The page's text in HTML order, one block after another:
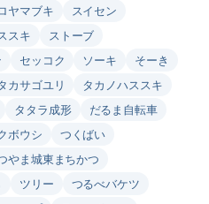
ヤマブキ
スイセン
スキ
ストーブ
セッコク ソーキ
そーき
カサゴユリ
タカノハススキ
タタラ成形
だるま自転車
ボウシ
つくばい
やま城東まちかつ
ツリー
つるべバケツ